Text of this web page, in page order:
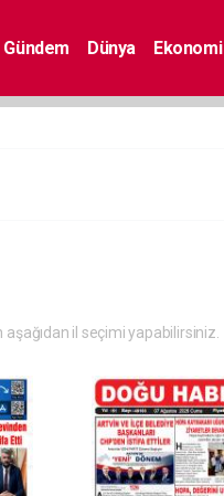
Gündem Dünya Ekonomi
il seçimi yapabilirsiniz.